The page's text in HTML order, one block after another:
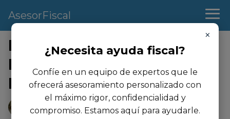
AsesorFiscal
×
¿Necesita ayuda fiscal?
Confíe en un equipo de expertos que le
ofrecerá asesoramiento personalizado con
el máximo rigor, confidencialidad y
compromiso. Estamos aquí para ayudarle.
Requisitos para Solicitar y
Presentar la Ayuda a
Madre Trabajadora
Andrea Martinez
09/10/2022- Actualizado: 23/08/2024